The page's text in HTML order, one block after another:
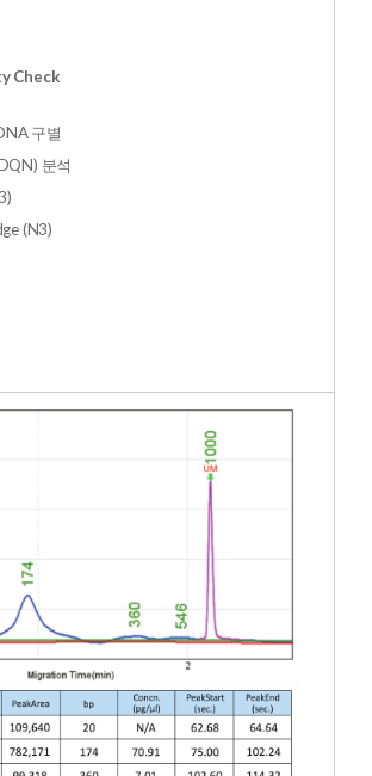
Check
구별
분석
(N3)